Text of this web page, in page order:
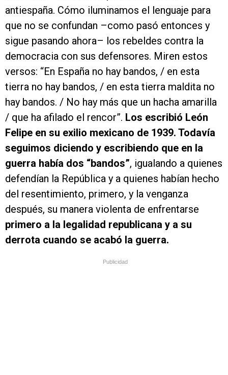
antiespaña. Cómo iluminamos el lenguaje para
que no se confundan –como pasó entonces y
sigue pasando ahora– los rebeldes contra la
democracia con sus defensores. Miren estos
versos: “En España no hay bandos, / en esta
tierra no hay bandos, / en esta tierra maldita no
hay bandos. / No hay más que un hacha amarilla
/ que ha afilado el rencor”. Los escribió León
Felipe en su exilio mexicano de 1939. Todavía
seguimos diciendo y escribiendo que en la
guerra había dos “bandos”, igualando a quienes
defendían la República y a quienes habían hecho
del resentimiento, primero, y la venganza
después, su manera violenta de enfrentarse
primero a la legalidad republicana y a su
derrota cuando se acabó la guerra.
Publicidad